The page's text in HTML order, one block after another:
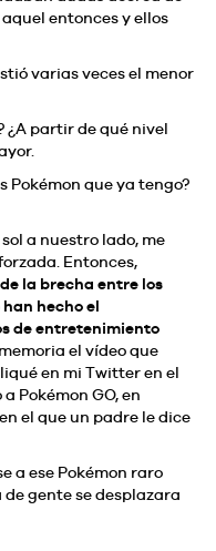
entonces y ellos
varias veces el menor
¿A partir de qué nivel
Pokémon que ya tengo?
a nuestro lado, me
Entonces,
la brecha entre los
hecho el
de entretenimiento
el vídeo que
en mi Twitter en el
Pokémon GO, en
el que un padre le dice
a ese Pokémon raro
gente se desplazara